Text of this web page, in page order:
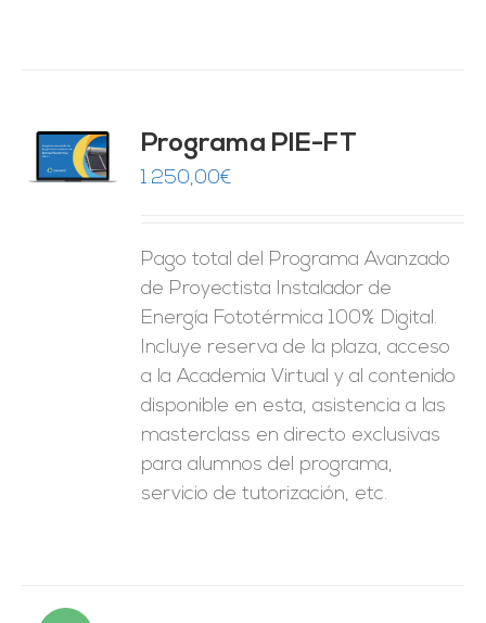
Programa PIE-FT
1.250,00€
Pago total del Programa Avanzado
de Proyectista Instalador de
Energía Fototérmica 100% Digital.
Incluye reserva de la plaza, acceso
a la Academia Virtual y al contenido
disponible en esta, asistencia a las
masterclass en directo exclusivas
para alumnos del programa,
servicio de tutorización, etc.